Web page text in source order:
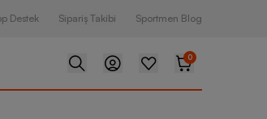
Destek Sipariş Takibi Sportmen Blog
0